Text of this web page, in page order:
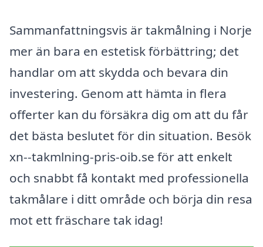
Sammanfattningsvis är takmålning i Norje
mer än bara en estetisk förbättring; det
handlar om att skydda och bevara din
investering. Genom att hämta in flera
offerter kan du försäkra dig om att du får
det bästa beslutet för din situation. Besök
xn--takmlning-pris-oib.se för att enkelt
och snabbt få kontakt med professionella
takmålare i ditt område och börja din resa
mot ett fräschare tak idag!